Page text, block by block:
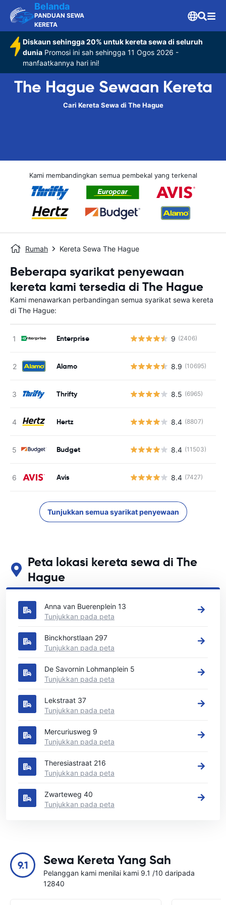
Belanda
PANDUAN SEWA
KERETA
Diskaun sehingga 20% untuk kereta sewa di seluruh
dunia Promosi ini sah sehingga 11 Ogos 2026 -
manfaatkannya hari ini!
The Hague Sewaan Kereta
Cari Kereta Sewa di The Hague
Kami membandingkan semua pembekal yang terkenal
Rumah Kereta Sewa The Hague
Beberapa syarikat penyewaan
kereta kami tersedia di The Hague
Kami menawarkan perbandingan semua syarikat sewa kereta
di The Hague:
Enterprise 9 (2406)
Alamo 8.9 (10695)
Thrifty 8.5 (6965)
Hertz 8.4 (8807)
Budget 8.4 (11503)
Avis 8.4 (7427)
Tunjukkan semua syarikat penyewaan
Peta lokasi kereta sewa di The
Hague
Lihat lokasi sewa kereta utama kami di The Hague
Anna van Buerenplein 13
Tunjukkan pada peta
Binckhorstlaan 297
Tunjukkan pada peta
De Savornin Lohmanplein 5
Tunjukkan pada peta
Lekstraat 37
Tunjukkan pada peta
Mercuriusweg 9
Tunjukkan pada peta
Theresiastraat 216
Tunjukkan pada peta
Zwarteweg 40
Tunjukkan pada peta
9.1 Sewa Kereta Yang Sah
Pelanggan kami menilai kami 9.1 /10 daripada
12840